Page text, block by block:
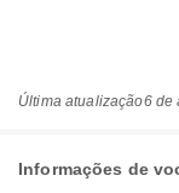
Última atualização6 de
Informações de